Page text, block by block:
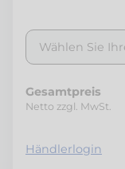
Wählen Sie
Gesamtpreis
Netto zzgl. MwSt.
Händlerlogin